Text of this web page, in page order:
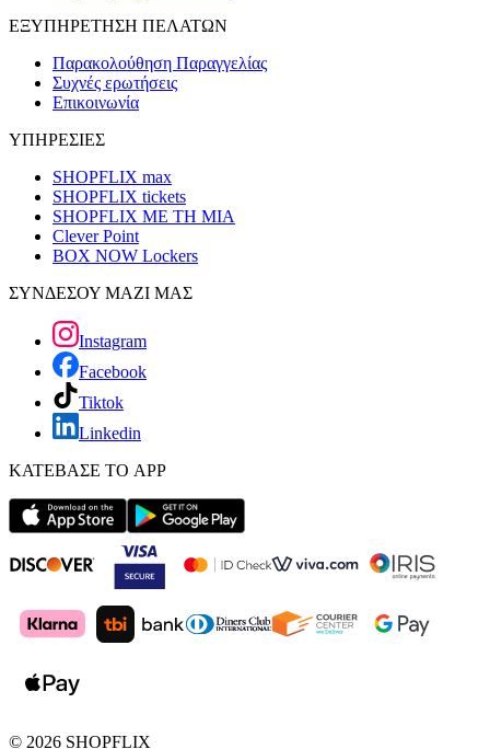
ΕΞΥΠΗΡΕΤΗΣΗ ΠΕΛΑΤΩΝ
Παρακολούθηση Παραγγελίας
Συχνές ερωτήσεις
Επικοινωνία
ΥΠΗΡΕΣΙΕΣ
SHOPFLIX max
SHOPFLIX tickets
SHOPFLIX ΜΕ ΤΗ ΜΙΑ
Clever Point
BOX NOW Lockers
ΣΥΝΔΕΣΟΥ ΜΑΖΙ ΜΑΣ
Instagram
Facebook
Tiktok
Linkedin
ΚΑΤΕΒΑΣΕ ΤΟ APP
© 2026 SHOPFLIX